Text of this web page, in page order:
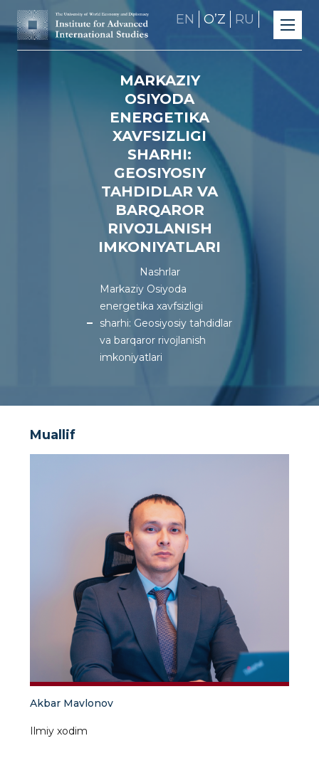
EN OʼZ RU
MARKAZIY
OSIYODA
ENERGETIKA
XAVFSIZLIGI
SHARHI:
GEOSIYOSIY
TAHDIDLAR VA
BARQAROR
RIVOJLANISH
IMKONIYATLARI
Nashrlar
Markaziy Osiyoda
energetika xavfsizligi
sharhi: Geosiyosiy tahdidlar
va barqaror rivojlanish
imkoniyatlari
Muallif
Akbar Mavlonov
Ilmiy xodim